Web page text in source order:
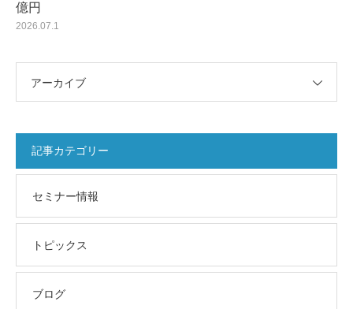
億円
2026.07.1
アーカイブ
記事カテゴリー
セミナー情報
トピックス
ブログ